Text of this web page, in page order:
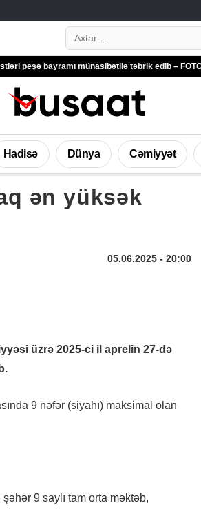
Search…
münasibətilə təbrik edib – FOTOLAR
Hadisə Dünya Cəmiyyət
ən yüksək
05.06.2025 - 20:00
üzrə 2025-ci il aprelin 27-də
9 nəfər (siyahı) maksimal olan
9 saylı tam orta məktəb,